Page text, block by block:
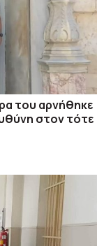
του αρνήθηκε
στον τότε